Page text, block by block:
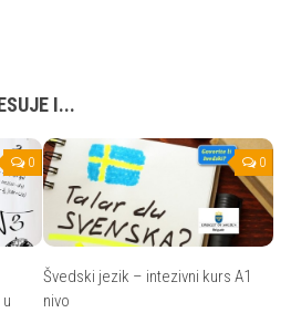
I...
0 0
Švedski jezik – intezivni kurs A1
nivo